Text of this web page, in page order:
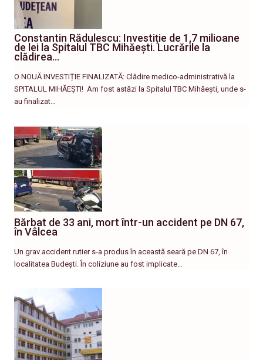
Constantin Rădulescu: Investiție de 1,7 milioane
de lei la Spitalul TBC Mihăești. Lucrările la
clădirea…
O NOUĂ INVESTIȚIE FINALIZATĂ: Clădire medico-administrativă la
SPITALUL MIHĂEȘTI! ​ Am fost astăzi la Spitalul TBC Mihăești, unde s-
au finalizat…
Bărbat de 33 ani, mort într-un accident pe DN 67,
în Vâlcea
Un grav accident rutier s-a produs în această seară pe DN 67, în
localitatea Budești. În coliziune au fost implicate…